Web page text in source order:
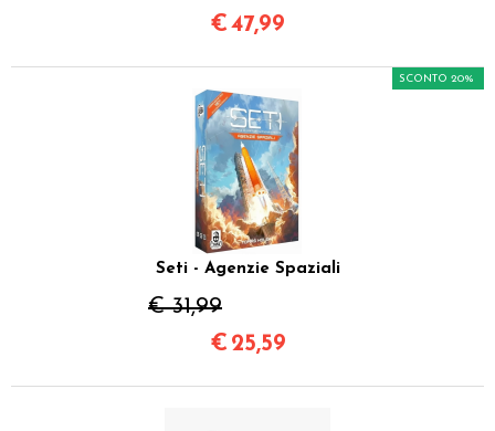
€47,99
Seti - Agenzie Spaziali
€ 31,99
SCONTO 20%
€ 25,59